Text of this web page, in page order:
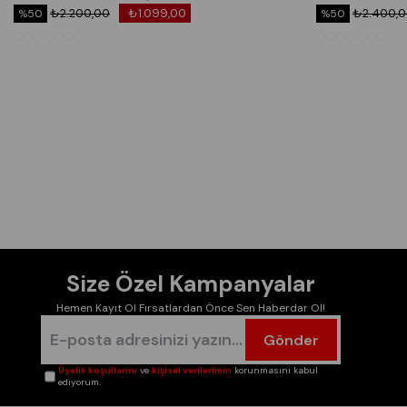
₺1.099,00
₺2.200,00
%50 %50
Size Özel Kampanyalar
Hemen Kayıt Ol Fırsatlardan Önce Sen Haberdar Ol!
Gönder
Üyelik koşullarını vekişisel verilerimin korunmasını kabul
ediyorum.